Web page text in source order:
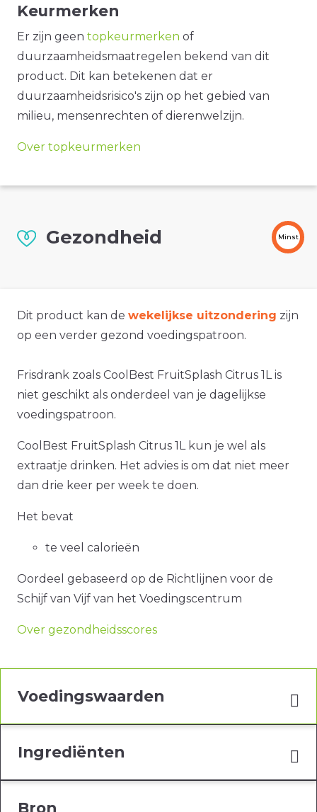
Keurmerken
Er zijn geen topkeurmerken of
duurzaamheidsmaatregelen bekend van dit
product. Dit kan betekenen dat er
duurzaamheidsrisico's zijn op het gebied van
milieu, mensenrechten of dierenwelzijn.
Over topkeurmerken
Gezondheid Minst
Dit product kan de wekelijkse uitzondering zijn
op een verder gezond voedingspatroon.
Frisdrank zoals CoolBest FruitSplash Citrus 1L is
niet geschikt als onderdeel van je dagelijkse
voedingspatroon.
CoolBest FruitSplash Citrus 1L kun je wel als
extraatje drinken. Het advies is om dat niet meer
dan drie keer per week te doen.
Het bevat
te veel calorieën
Oordeel gebaseerd op de Richtlijnen voor de
Schijf van Vijf van het Voedingscentrum
Over gezondheidsscores
Voedingswaarden
Ingrediënten
Bron